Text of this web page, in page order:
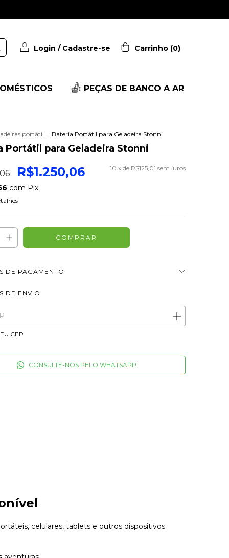
Login / Cadastre-se Carrinho (0)
PEÇAS DE BANCO A AR
portátil . Bateria Portátil para Geladeira Stonni
Portátil para Geladeira Stonni
R$1.250,06 10 x de R$125,01 sem juros
com Pix
DE PAGAMENTO
DE ENVIO
o CEP:
ALTERAR CEP
CEP
CONSULTE-NOS PELO WHATSAPP
celulares, tablets e outros dispositivos